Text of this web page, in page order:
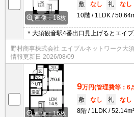
画像：18枚
敷
なし 礼
なし
10階
1LDK
＊大須観音駅4番出口見上げるとエイ
野村商事株式会社 エイブルネットワーク大
情報更新日 2026/08/09
画像：16枚
9万円(管理費等：
敷
なし 礼
なし
8階
1LDK 52.14m²